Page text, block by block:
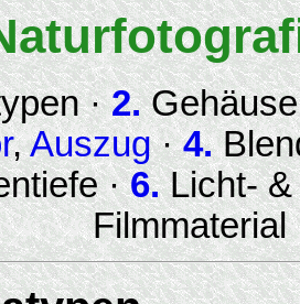
·2.
,Auszug·4.
·6.Licht- &
Filmmaterial